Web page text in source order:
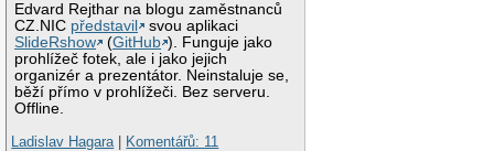
Edvard Rejthar na blogu zaměstnanců
CZ.NIC představil
svou aplikaci
SlideRshow
(GitHub ). Funguje jako
prohlížeč fotek, ale i jako jejich
organizér a prezentátor. Neinstaluje se,
běží přímo v prohlížeči. Bez serveru.
Offline.
Ladislav Hagara | Komentářů: 11